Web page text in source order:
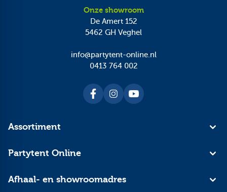
Onze showroom
De Amert 152
5462 GH Veghel
info@partytent-online.nl
0413 764 002
Assortiment
Partytent Online
Afhaal- en showroomadres